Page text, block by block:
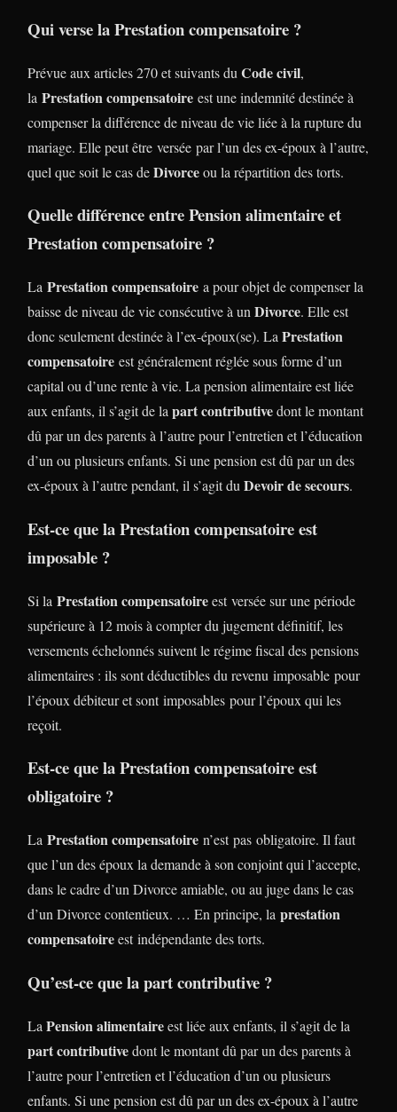
Qui verse la Prestation compensatoire ?
Prévue aux articles 270 et suivants du Code civil,
la Prestation compensatoire est une indemnité destinée à
compenser la différence de niveau de vie liée à la rupture du
mariage. Elle peut être versée par l’un des ex-époux à l’autre,
quel que soit le cas deDivorceou la répartition des torts.
Quelle différence entre Pension alimentaire et
Prestation compensatoire ?
La Prestation compensatoire a pour objet de compenser la
baisse de niveau de vie consécutive à un Divorce. Elle est
donc seulement destinée à l’ex-époux(se). La Prestation
compensatoire est généralement réglée sous forme d’un
capital ou d’une rente à vie. La pension alimentaire est liée
aux enfants, il s’agit de la part contributivedont le montant
dû par un des parents à l’autre pour l’entretien et l’éducation
d’un ou plusieurs enfants. Si une pension est dû par un des
ex-époux à l’autre pendant, il s’agit du Devoir de secours.
Est-ce que la Prestation compensatoire est
imposable ?
Si la Prestation compensatoireest versée sur une période
supérieure à 12 mois à compter du jugement définitif, les
versements échelonnés suivent le régime fiscal des pensions
alimentaires : ils sont déductibles du revenu imposable pour
l’époux débiteur et sont imposables pour l’époux qui les
reçoit.
Est-ce que la Prestation compensatoire est
obligatoire ?
La Prestation compensatoire n’est pas obligatoire. Il faut
que l’un des époux la demande à son conjoint qui l’accepte,
dans le cadre d’un Divorce amiable, ou au juge dans le cas
d’un Divorce contentieux. … En principe, la prestation
compensatoireest indépendante des torts.
Qu’est-ce que la part contributive ?
La Pension alimentaireest liée aux enfants, il s’agit de la
part contributivedont le montant dû par un des parents à
l’autre pour l’entretien et l’éducation d’un ou plusieurs
enfants. Si une pension est dû par un des ex-époux à l’autre